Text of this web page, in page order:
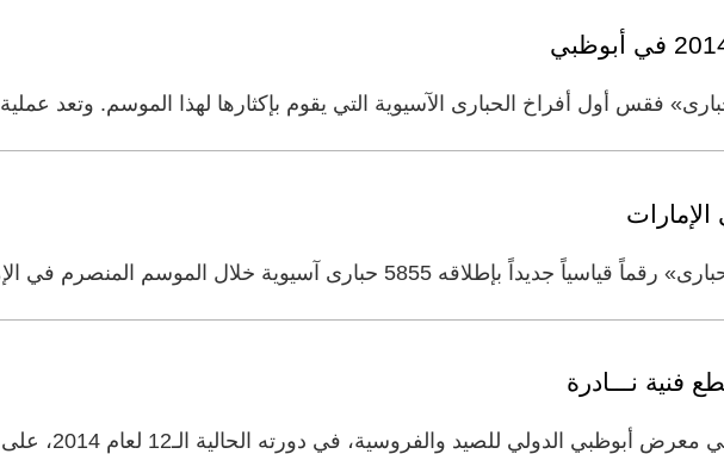
فقس أول أفراخ الحبارى الآسيوية التي يقوم بإكثارها لهذا الموسم. وتعد عملية
5855 حبارى آسيوية خلال الموسم المنصرم في الإمارات
فنية نـــادرة
الدولي للصيد والفروسية، في دورته الحالية الـ12 لعام 2014، على تلك